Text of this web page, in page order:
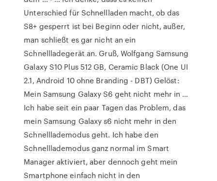
Unterschied für Schnellladen macht, ob das
S8+ gesperrt ist bei Beginn oder nicht, außer,
man schließt es gar nicht an ein
Schnellladegerät an. Gruß, Wolfgang Samsung
Galaxy S10 Plus 512 GB, Ceramic Black (One UI
2.1, Android 10 ohne Branding - DBT) Gelöst:
Mein Samsung Galaxy S6 geht nicht mehr in …
Ich habe seit ein paar Tagen das Problem, das
mein Samsung Galaxy s6 nicht mehr in den
Schnelllademodus geht. Ich habe den
Schnelllademodus ganz normal im Smart
Manager aktiviert, aber dennoch geht mein
Smartphone einfach nicht in den